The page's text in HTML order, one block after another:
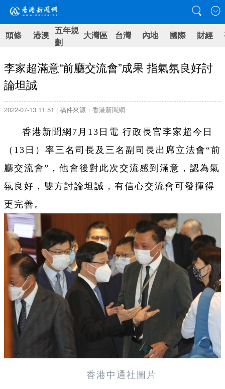
頭條 港澳 五年規
劃
大灣區 台灣 內地 國際 財經
李家超滿意“前廳交流會”成果 指氣氛良好討
論坦誠
2022-07-13 11:51 | 稿件來源：香港新聞網
香港新聞網7月13日電 行政長官李家超今日
（13日）率三名司長及三名副司長出席立法會“前
廳交流會”，他會後對此次交流感到滿意，認為氣
氛良好，雙方討論坦誠，有信心交流會可發揮得
更完善。
香港中通社圖片